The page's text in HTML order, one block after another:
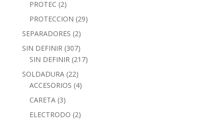
PROTEC (2)
PROTECCION (29)
SEPARADORES (2)
SIN DEFINIR (307)
SIN DEFINIR (217)
SOLDADURA (22)
ACCESORIOS (4)
CARETA (3)
ELECTRODO (2)